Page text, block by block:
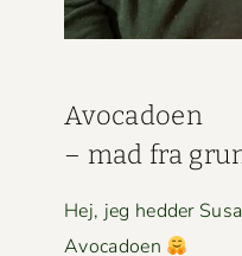
Avo­ca­doen
– mad fra
Hej, jeg hed­der
Avocadoen